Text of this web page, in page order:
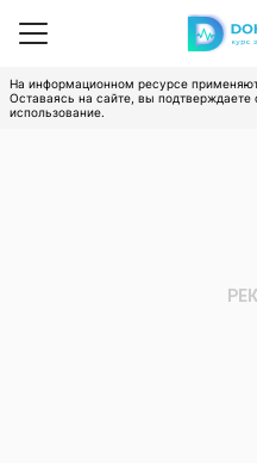
На информационном ресурсе
Оставаясь на сайте, вы подтверждаете
использование.